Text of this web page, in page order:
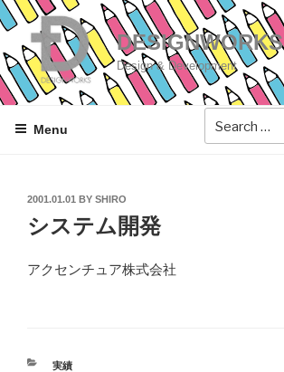
Skip
to
content
DESIGNWORKS
Design & Development
Menu
POSTED
ON
2001.01.01 BY SHIRO
システム開発
アクセンチュア株式会社
CATEGORIES
実績